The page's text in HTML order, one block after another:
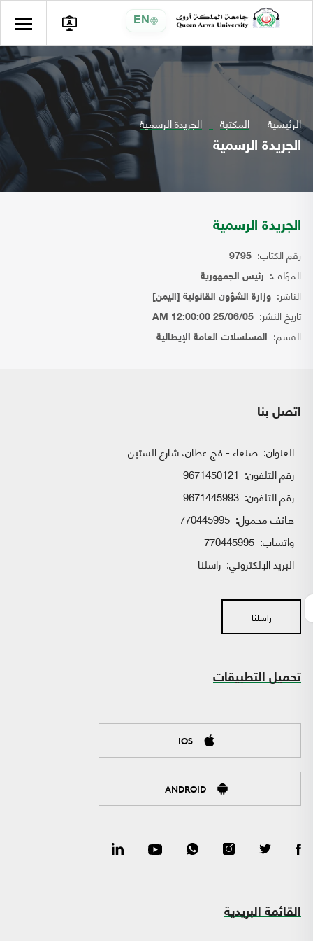
EN
الرئيسية المكتبة الجريدة الرسمية
الجريدة الرسمية
الجريدة الرسمية
رقم الكتاب: 9795
المؤلف: رئيس الجمهورية
الناشر: وزارة الشؤون القانونية [اليمن]
تاريخ النشر: 25/06/05 12:00:00 AM
القسم: المسلسلات العامة الإيطالية
اتصل بنا
العنوان: صنعاء - فج عطان، شارع الستين
رقم التلفون: 9671450121
رقم التلفون: 9671445993
هاتف محمول: 770445995
واتساب:
البريد الإلكتروني: راسلنا
راسلنا
تحميل التطبيقات
IOS
ANDROID
القائمة البريدية